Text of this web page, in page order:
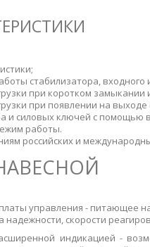
стабилизатора, входного
при коротком замыкании
при появлении на
и силовых ключей с помощью
работы.
российских и
управления - питающее
надежности, скорости
индикацией -